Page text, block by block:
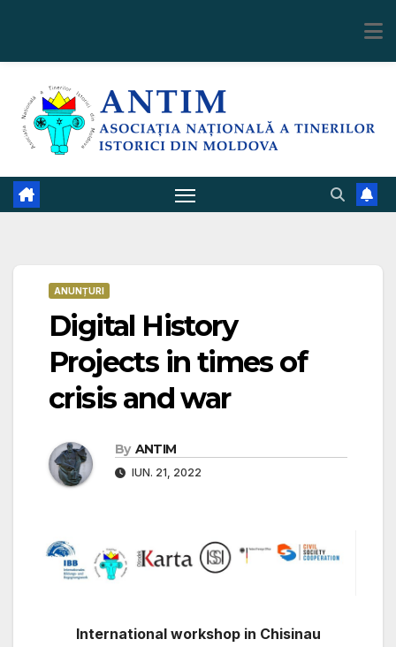
content
ANUNȚURI
Digital History
Projects in times of
crisis and war
By ANTIM
IUN. 21, 2022
International workshop in Chisinau